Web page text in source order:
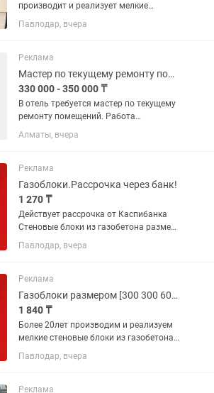
производит и реализует мелкие
стеновые блоки 150×300×600. Наши
газоблоки отличаются относительно
теплоизоляцией и прочностью.
Павлодар, вчера
Реклама
Мастер по текущему ремонту помещений.
330 000 - 350 000 ₸
В отель требуется мастер по текущему
ремонту помещений. Работа
стабильная, в комфортных условиях,
внутри здания. Условия: •График: 6/1, с
•Зарплата 2 раза в...
Алматы, вчера
Реклама
Газоблоки.Рассрочка через банк!
1 270 ₸
Действует рассрочка от Каспибанка
Стеновые блоки из газобетона размер
200×300×600;плотность
Д600,Д700;прочность В2,5;В3,5; Цена
Предлагаем также для нужд...
Павлодар, вчера
Реклама
Газоблоки размером [300 300 600].Рассрочка через Каспибанк.
1 840 ₸
Более 20лет производим и реализуем
мелкие стеновые блоки из газобетона
плотностью Д600,Д700.Материал
ежегодно сертифицируется.При
Каспибанк.
Павлодар, вчера
Реклама